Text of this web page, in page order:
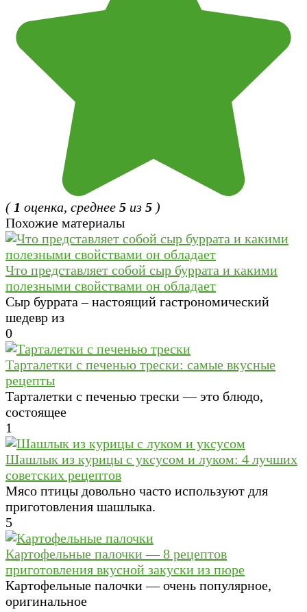
( 1 оценка, среднее 5 из 5 )
Похожие материалы
Что представляет собой сыр буррата и какими
полезными свойствами он обладает
Сыр буррата – настоящий гастрономический
шедевр из
0
Тарталетки с печенью трески: самые вкусные
рецепты
Тарталетки с печенью трески — это блюдо,
состоящее
1
Шашлык из курицы с уксусом и луком: 4 лучших
советских рецептов
Мясо птицы довольно часто используют для
приготовления шашлыка.
5
Картофельные палочки — 8 рецептов
приготовления вкусной закуски из пюре
Картофельные палочки — очень популярное,
оригинальное